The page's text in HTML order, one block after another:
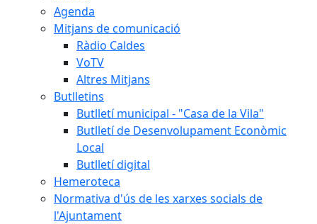
Agenda
Mitjans de comunicació
Ràdio Caldes
VoTV
Altres Mitjans
Butlletins
Butlletí municipal - "Casa de la Vila"
Butlletí de Desenvolupament Econòmic
Local
Butlletí digital
Hemeroteca
Normativa d'ús de les xarxes socials de
l'Ajuntament